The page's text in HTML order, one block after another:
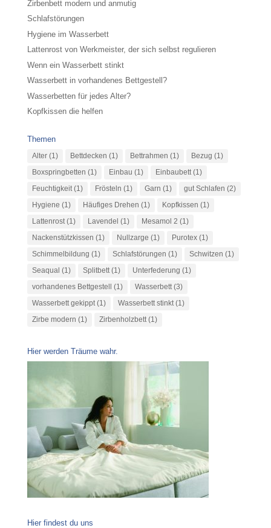
Zirbenbett modern und anmutig
Schlafstörungen
Hygiene im Wasserbett
Lattenrost von Werkmeister, der sich selbst regulieren
Wenn ein Wasserbett stinkt
Wasserbett in vorhandenes Bettgestell?
Wasserbetten für jedes Alter?
Kopfkissen die helfen
Themen
Alter(1) Bettdecken (1) Bettrahmen (1) Bezug (1)
Boxspringbetten (1) Einbau (1) Einbaubett(1)
Feuchtigkeit(1) Frösteln (1) Garn (1) gut Schlafen (2)
Hygiene (1) Häufiges Drehen (1) Kopfkissen (1)
Lattenrost(1) Lavendel (1) Mesamol 2 (1)
Nackenstützkissen (1) Nullzarge (1) Purotex(1)
Schimmelbildung (1) Schlafstörungen (1) Schwitzen (1)
Seaqual (1) Splitbett(1) Unterfederung (1)
vorhandenes Bettgestell
(1) Wasserbett(3)
Wasserbett gekippt(1) Wasserbett stinkt(1)
Zirbe modern (1) Zirbenholzbett(1)
Hier werden Träume wahr.
Hier findest du uns